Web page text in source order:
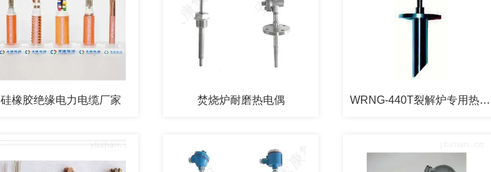
硅橡胶绝缘电力电缆厂家 焚烧炉耐磨热电偶 WRNG-440T裂解炉专用热电偶